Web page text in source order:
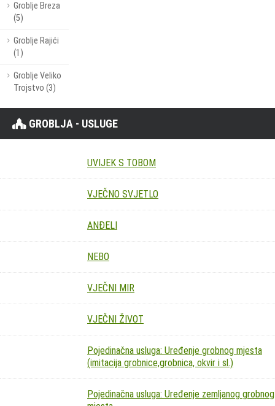
Groblje Breza
(5)
Groblje Rajići
(1)
Groblje Veliko
Trojstvo (3)
GROBLJA - USLUGE
UVIJEK S TOBOM
VJEČNO SVJETLO
ANĐELI
NEBO
VJEČNI MIR
VJEČNI ŽIVOT
Pojedinačna usluga: Uređenje grobnog mjesta
(imitacija grobnice,grobnica, okvir i sl.)
Pojedinačna usluga: Uređenje zemljanog grobnog